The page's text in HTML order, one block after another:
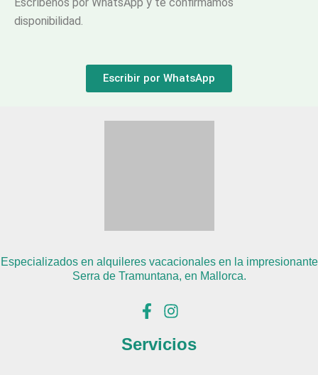
Escríbenos por WhatsApp y te confirmamos
disponibilidad.
Escribir por WhatsApp
Especializados en alquileres vacacionales en la impresionante
Serra de Tramuntana, en Mallorca.
Servicios